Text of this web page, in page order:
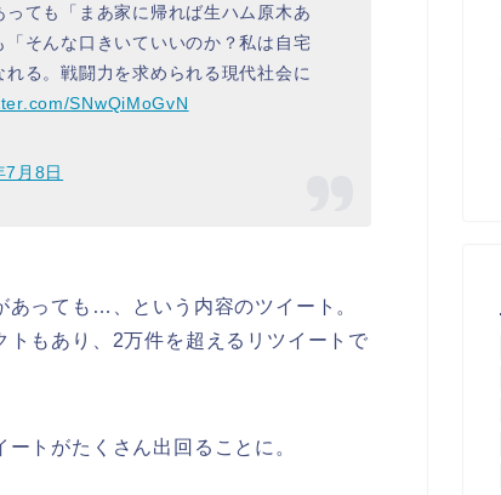
ても「まあ家に帰れば生ハム原木あ
そんな口きいていいのか？私は自宅
る。戦闘力を求められる現代社会に
SNwQiMoGvN
7月8日
あっても…、という内容のツイート。
トもあり、2万件を超えるリツイートで
トがたくさん出回ることに。